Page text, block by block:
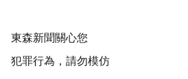
東森新聞關心您
犯罪行為，請勿模仿